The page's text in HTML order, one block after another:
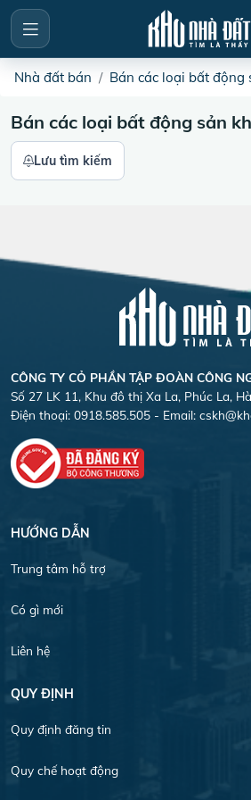
Nhà đất bán Bán các loại bất động
Bán các loại bất động sản
Lưu tìm kiếm
CÔNG TY CỎ PHẦN TẬP ĐOÀN CÔNG
Số 27 LK 11, Khu đô thị Xa La, Phúc La,
Điện thoại: 0918.585.505 - Email:
HƯỚNG DẪN
Trung tâm hỗ trợ
Có gì mới
Liên hệ
QUY ĐỊNH
Quy định đăng tin
Quy chế hoạt động